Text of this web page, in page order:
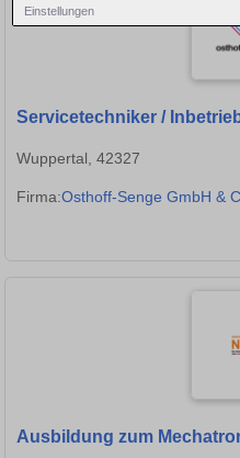
Einstellungen
Servicetechniker /
Wuppertal, 42327
Firma:Osthoff-Senge GmbH &
Ausbildung zum